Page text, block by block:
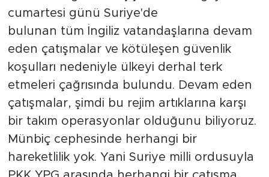
cumartesi günü Suriye'de
bulunan tüm İngiliz vatandaşlarına devam
eden çatışmalar ve kötüleşen güvenlik
koşulları nedeniyle ülkeyi derhal terk
etmeleri çağrısında bulundu. Devam eden
çatışmalar, şimdi bu rejim artıklarına karşı
bir takım operasyonlar olduğunu biliyoruz.
Münbiç cephesinde herhangi bir
hareketlilik yok. Yani Suriye milli ordusuyla